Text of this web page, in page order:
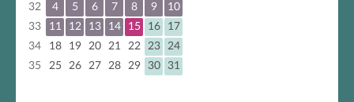
32
4 5 6 7 8 9
10
33
11 12 13 14 15 16
17
34
18 19 20 21 22 23
24
35
25 26 27 28 29 30 31